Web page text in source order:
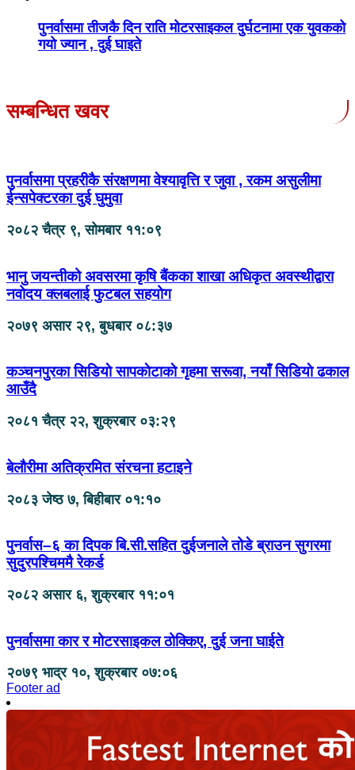
पुनर्वासमा तीजकै दिन राति मोटरसाइकल दुर्घटनामा एक युवकको
गयो ज्यान , दुई घाइते
सम्बन्धित खवर
पुनर्वासमा प्रहरीकै संरक्षणमा वेश्यावृत्ति र जुवा , रकम असुलीमा
ईन्सपेक्टरका दुई घुमुवा
२०८२ चैत्र ९, सोमबार ११:०९
भानु जयन्तीको अवसरमा कृषि बैंकका शाखा अधिकृत अवस्थीद्वारा
नवोदय क्लबलाई फुटबल सहयोग
२०७९ असार २९, बुधबार ०८:३७
कञ्चनपुरका सिडियाे सापकाेटाकाे गृहमा सरूवा, नयाँ सिडियाे ढकाल
आउँदै
२०८१ चैत्र २२, शुक्रबार ०३:२९
बेलौरीमा अतिक्रमित संरचना हटाइने
२०८३ जेष्ठ ७, बिहीबार ०१:१०
पुनर्वास–६ का दिपक बि.सी.सहित दुईजनाले तोडे ब्राउन सुगरमा
सुदुरपश्चिममै रेकर्ड
२०८२ असार ६, शुक्रबार ११:०१
पुनर्वासमा कार र मोटरसाइकल ठोक्किए, दुई जना घाईते
२०७९ भाद्र १०, शुक्रबार ०७:०६
Footer ad